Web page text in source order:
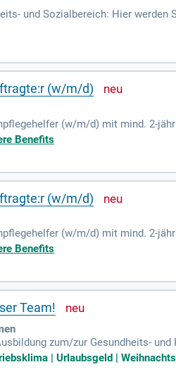
und Sozialbereich: Hier
(w/m/d)
(w/m/d) mit mind. 2-
des QMS nach §113 SGB
Benefits
(w/m/d)
(w/m/d) mit mind. 2-
des QMS nach §113 SGB
Benefits
Team!
zum/zur Gesundheits-
Ausbildung zur| Urlaubsgeld |